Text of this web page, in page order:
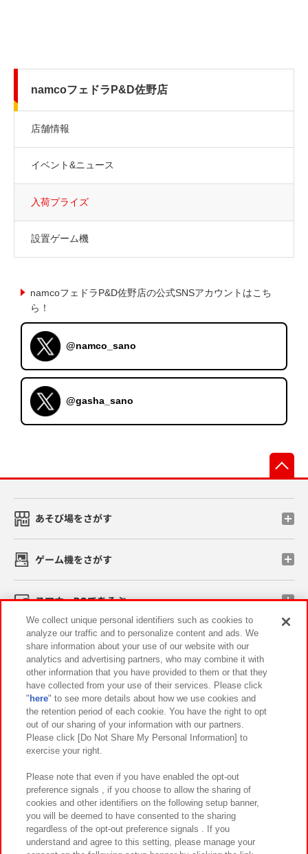
namcoフェドラP&D佐野店
店舗情報
イベント&ニュース
入荷プライズ
設置ゲーム機
namcoフェドラP&D佐野店の公式SNSアカウントはこち
ら！
@namco_sano
@gasha_sano
あそび場をさがす
ゲーム機をさがす
スマホ・PCであそぶ
イベント・キャンペーン
関連会社 サステナビリティ サイトポリシー
プライバシーポリシー ウェブアクセシビリティ方針と検証結果
お取引先さまとともに
カスタマーハラスメント対応方針 よくあるご質問・お問い合わせ
We collect unique personal identifiers such as cookies to
analyze our traffic and to personalize content and ads. We
share information about your use of our website with our
analytics and advertising partners, who may combine it with
other information that you have provided to them or that they
have collected from your use of their services. Please click
" here" to see more details about how we use cookies and
the retention period of each cookie. You have the right to opt
out of our sharing of your information with our partners.
Please click [Do Not Share My Personal Information] to
exercise your right.
Please note that even if you have enabled the opt-out
preference signals , if you choose to allow the sharing of
cookies and other identifiers on the following setup banner,
you will be deemed to have consented to the sharing
regardless of the opt-out preference signals . If you
understand and agree to this setting, please manage your